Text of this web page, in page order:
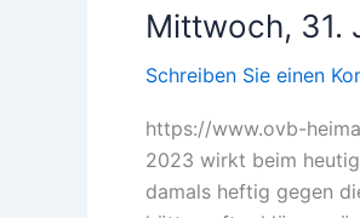
Der
Run
auf
Pässe.
Mittwoch, 31.
Schreiben Sie einen
https://www.ovb-
2023 wirkt beim
damals heftig gegen